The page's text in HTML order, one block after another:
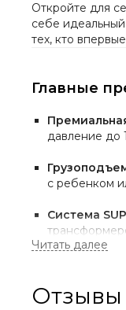
Откройте для
себе
тех, кто
Главные
давление до
с ребенком
Система
Отзывы